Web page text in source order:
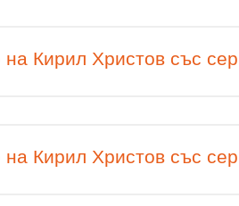
Кирил Христов със
Кирил Христов със